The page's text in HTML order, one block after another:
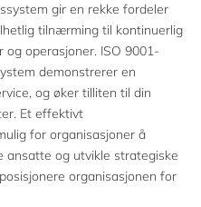
gir en rekke fordeler
tilnærming til kontinuerlig
operasjoner. ISO 9001-
demonstrerer en
og øker tilliten til din
Et effektivt
for organisasjoner å
ansatte og utvikle strategiske
organisasjonen for